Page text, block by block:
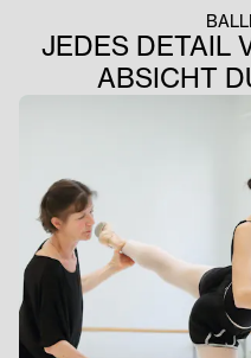
JEDES DETAIL
ABSICHT